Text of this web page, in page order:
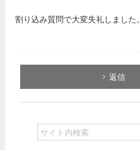
割り込み質問で大変失礼しました。
返信